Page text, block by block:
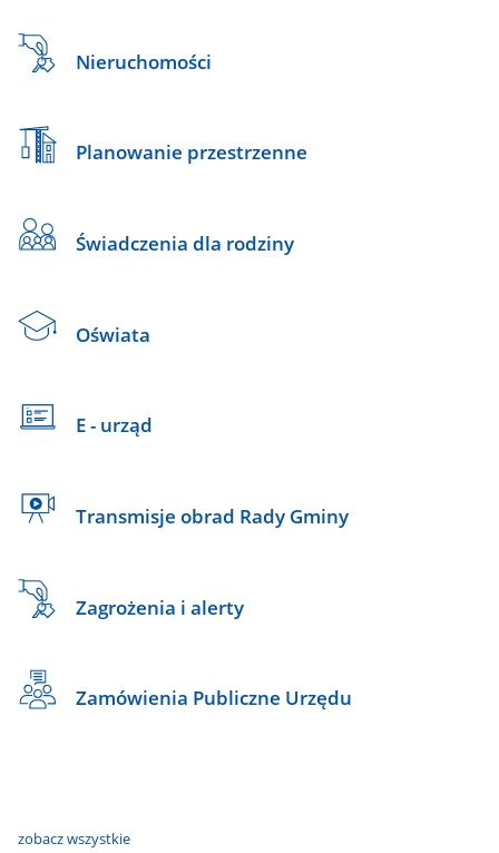
Nieruchomości
Planowanie przestrzenne
Świadczenia dla rodziny
Oświata
E - urząd
Transmisje obrad Rady Gminy
Zagrożenia i alerty
Zamówienia Publiczne Urzędu
zobacz wszystkie